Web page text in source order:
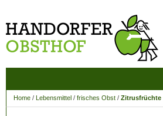
Home / Lebensmittel / frisches Obst / Zitrusfrüchte